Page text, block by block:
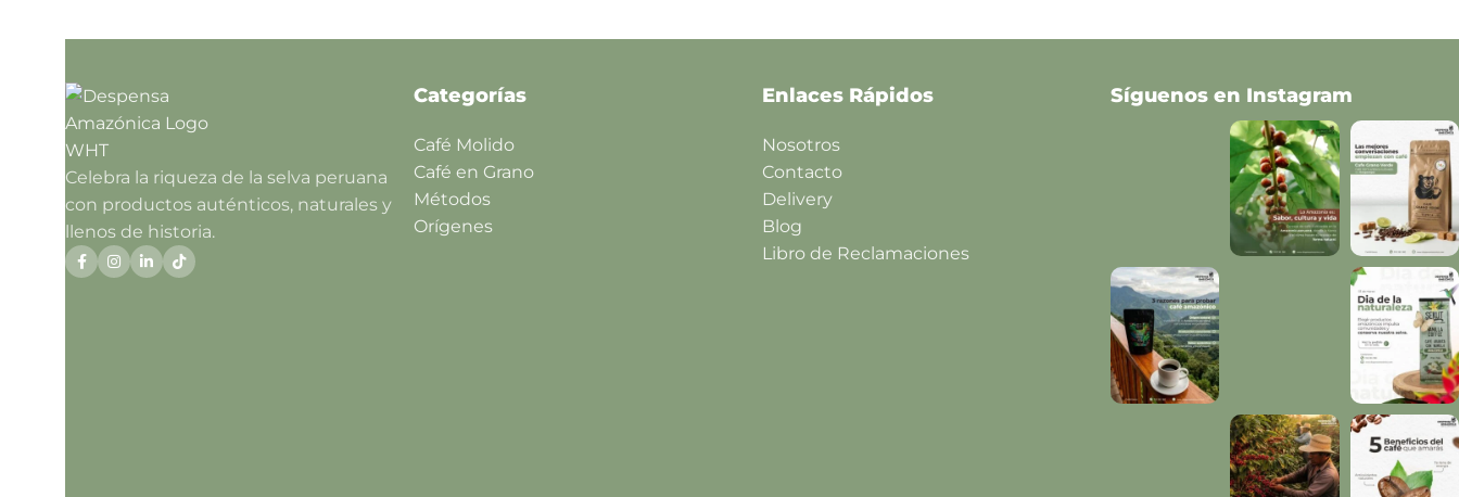
Celebra la riqueza de la selva peruana
con productos auténticos, naturales y
llenos de historia.
Categorías
Café Molido
Café en Grano
Métodos
Orígenes
Enlaces Rápidos
Nosotros
Contacto
Delivery
Blog
Libro de Reclamaciones
Síguenos en Instagram